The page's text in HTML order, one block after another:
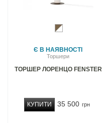
Є В НАЯВНОСТІ
Торшери
ТОРШЕР ЛОРЕНЦО FENSTER
35 500 грн
КУПИТИ